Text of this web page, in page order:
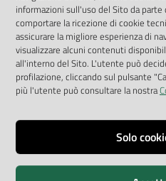
Vai alla pagina
Dichiarazione accessibilità
Impostazioni cookie
Privacy
Note legali
Accessibilità
informazioni sull'uso del Sito da
comportare la ricezione di cookie
assicurare la migliore esperienza di
visualizzare alcuni contenuti
all'interno del Sito. L'utente può
profilazione, cliccando sul pulsante
più l'utente può consultare la nostra
Solo